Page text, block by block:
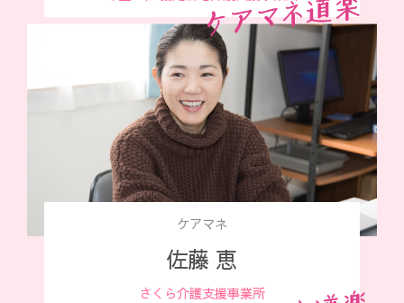
ケアマネ
佐藤 恵
さくら介護支援事業所